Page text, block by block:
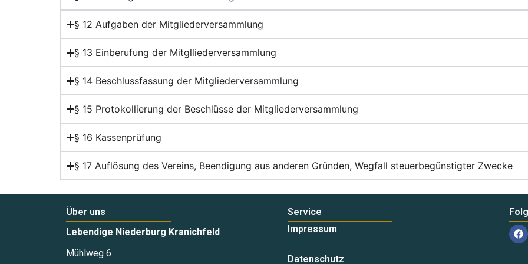
§ 12 Aufgaben der Mitgliederversammlung
§ 13 Einberufung der Mitglliederversammlung
§ 14 Beschlussfassung der Mitgliederversammlung
§ 15 Protokollierung der Beschlüsse der Mitgliederversammlung
§ 16 Kassenprüfung
§ 17 Auflösung des Vereins, Beendigung aus anderen Gründen, Wegfall steuerbegünstigter Zwecke
Über uns
Lebendige Niederburg Kranichfeld
Mühlweg 6
Service
Impressum
Datenschutz
F
a